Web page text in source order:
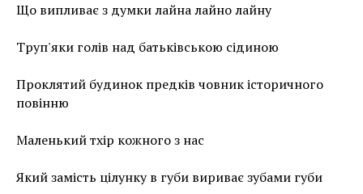
Що випливає з думки лайна лайно лайну
Труп'яки голів над батьківською сідиною
Проклятий будинок предків човник історичного
повінню
Маленький тхір кожного з нас
Який замість цілунку в губи вириває зубами губи